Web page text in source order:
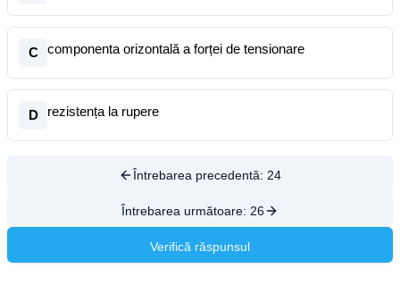
C componenta orizontală a forței de tensionare
D rezistența la rupere
Întrebarea precedentă: 24
Întrebarea următoare: 26
Verifică răspunsul